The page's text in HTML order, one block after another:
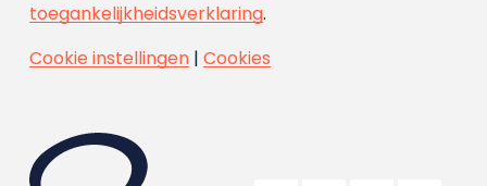
toegankelijkheidsverklaring.
Cookie instellingen| Cookies